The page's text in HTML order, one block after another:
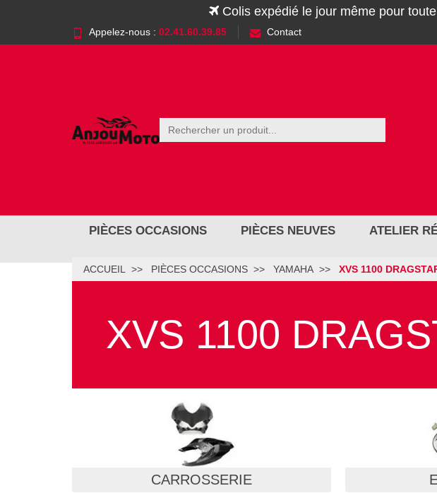
Colis expédié le jour même pour
Appelez-nous : 02.41.60.39.85 Contact
PIÈCES OCCASIONS PIÈCES NEUVES ATELIER
ACCUEIL PIÈCES OCCASIONS YAMAHA XVS 1100
XVS 1100
CARROSSERIE